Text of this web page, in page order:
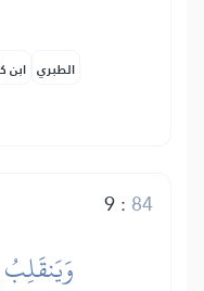
ابن الطبري
9: 84
وَيَنقَلِبُ